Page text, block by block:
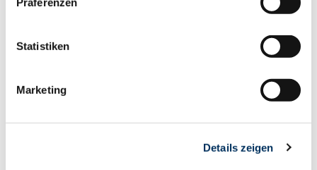
Statistiken
Marketing
Details zeigen
Zuchtviehversteigerung in Bitburg findet am 05.
Montag, 19. Oktober 2009. Transportmöglichkeiten
in alle Regionen, gewissenhafte Erfüllung von
Berg, 54636 Fließem, Tel. 06569 9690-0, Fax 06569